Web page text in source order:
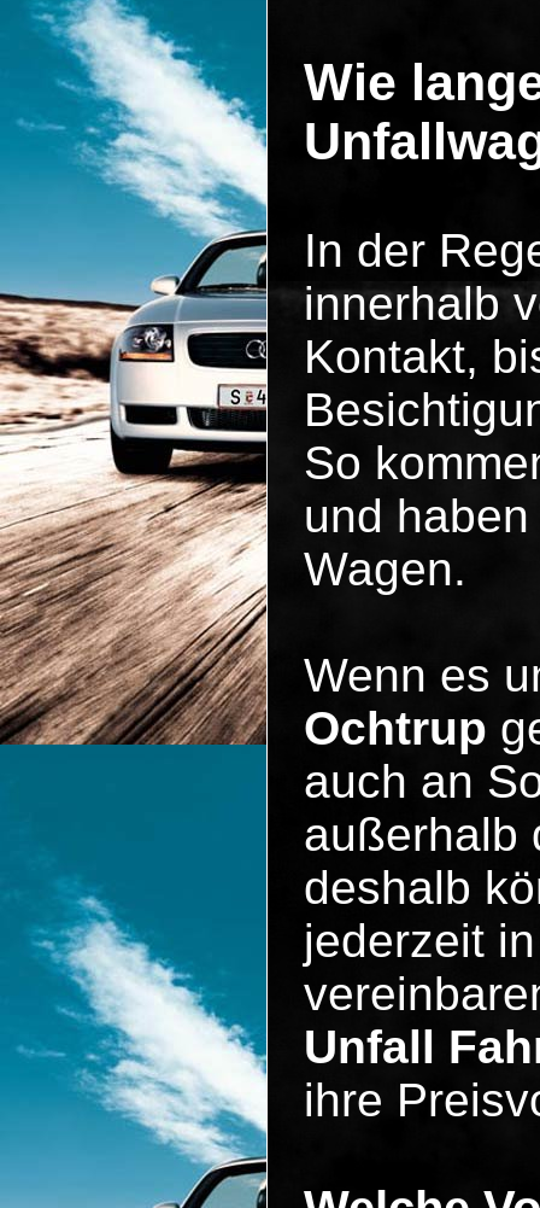
Wie
In der
innerhalb
Kontakt,
So
und
Wagen.
Wenn es
Ochtrup
auch an
außerhalb
deshalb
jederzeit
Unfall
ihre